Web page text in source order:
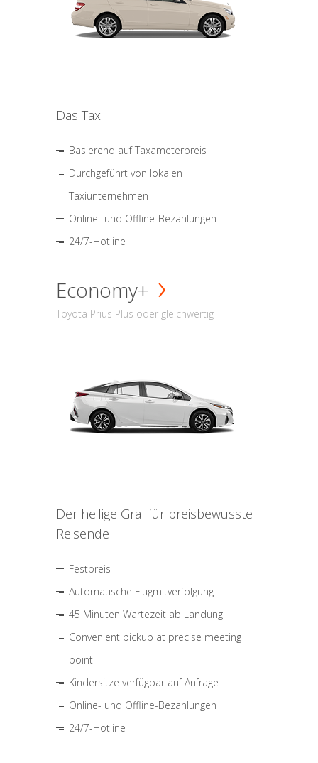
Das Taxi
Basierend auf Taxameterpreis
Durchgeführt von lokalen
Taxiunternehmen
Online- und Offline-Bezahlungen
24/7-Hotline
Economy+
Toyota Prius Plus oder gleichwertig
Der heilige Gral für preisbewusste
Reisende
Festpreis
Automatische Flugmitverfolgung
45 Minuten Wartezeit ab Landung
Convenient pickup at precise meeting
point
Kindersitze verfügbar auf Anfrage
Online- und Offline-Bezahlungen
24/7-Hotline